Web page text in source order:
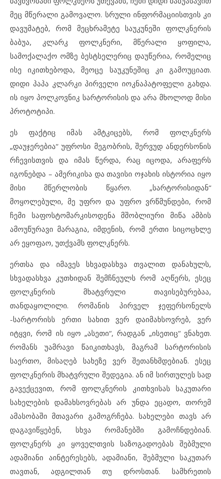
მეც მწერალი გამოვალო. სრული ინფორმაციისთვის კი
დავუმატებ, რომ მეცხრამეტე საუკუნეში ფოლკნერის
ბაბუა, კლარკ ფოლკნერი, მწერალი ყოფილა,
სამოქალაქო ომზე ბესტსელერიც დაუწერია, რომელიც
ისე იკითხებოდა, მეოცე საუკუნეშიც კი გამოუციათ.
დიდი პაპა კლარკი პირველი იოკნაპატოფელი გახდა.
ის იყო პოლკოვნიკ სარტორისის და არა მხოლოდ მისი
პროტოტიპი.
ეს ფაქტიც იმას ამტკიცებს, რომ ფოლკნერს
„დაუჯერებია“ უფროსი მეგობრის, შერვუდ ანდერსონის
რჩევისთვის და იმას წერდა, რაც იცოდა, არაფერს
იგონებდა – ამერიკისა და თავისი ოჯახის ისტორია იყო
მისი მწერლობის წყარო. „სარტორისიდან“
მოყოლებული, მე უფრო და უფრო ვრწმუნდები, რომ
ჩემი საფოსტომარკისოდენა მშობლიური მიწა ამბის
ამოუწურავი მარაგია, იმდენის, რომ ერთი სიცოცხლე
არ ეყოფაო, უთქვამს ფოლკნერს.
ერთსა და იმავეს სხვადასხვა თვალით დანახულს,
სხვადასხვა კუთხიდან შემჩნეულს რომ აღწერს, ესეც
ფოლკნერის მხატვრული თავისებურებაა,
თანდაყოლილი. რომანის პირველ ჯეფერსონელს
-სარტორისს ერთი სახით ვერ დაიმახსოვრებ, ვერ
იტყვი, რომ ის იყო „ასეთი“, რადგან „ისეთიც“ ვნახეთ.
რომანს უამრავი წაიკითხავს, მაგრამ სარტორისის
საერთო, მისაღებ სახეზე ვერ შეთანხმდებიან. ესეც
ფოლკნერის მხატვრული შედეგია. ან იმ სირთულეს სად
გავექცევით, რომ ფოლკნერის კითხვისას საკუთარი
სახელების დამახსოვრებას არ უნდა ეცადო, თორემ
ამასობაში მთავარი გამოგრჩება. სახელები თავს არ
დაგავიწყებენ, სხვა რომანებში გამოჩნდებიან.
ფოლკნერს კი ყოველთვის საზოგადოებას შებმული
ადამიანი აინტერესებს, ადამიანი, შებმული საკუთარ
თავთან, ადგილთან თუ დროსთან. სამხრეთის